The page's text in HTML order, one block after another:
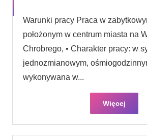
Warunki pracy Praca w
położonym w centrum miasta na
Chrobrego, • Charakter pracy: w
jednozmianowym,
wykonywana w...
Więcej